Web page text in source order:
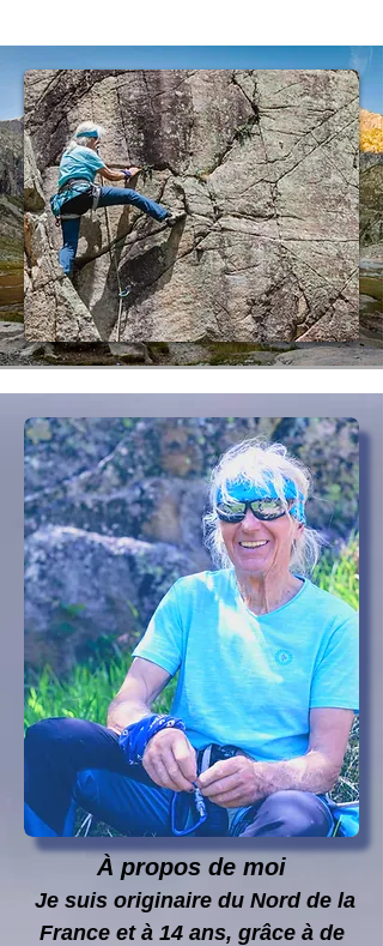
À propos de moi
Je suis originaire du Nord de la
France et à 14 ans, grâce à de